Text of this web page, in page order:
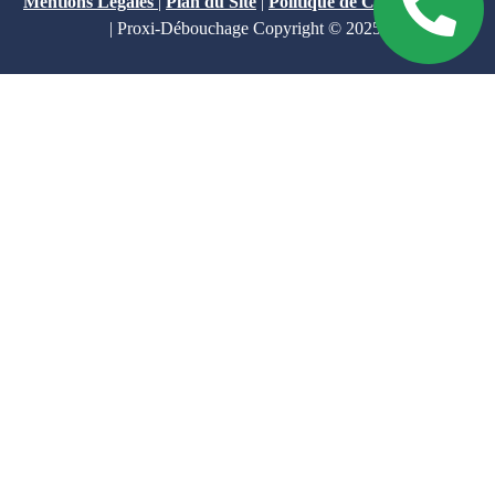
| Proxi-Débouchage Copyright © 2025